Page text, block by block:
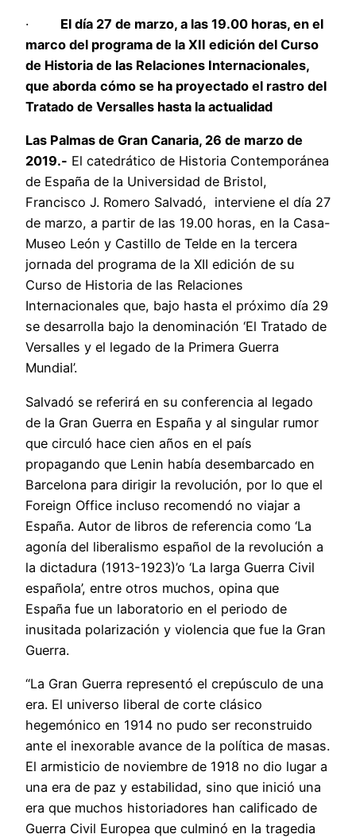
· El día 27 de marzo, a las 19.00 horas, en el
marco del programa de la XII edición del Curso
de Historia de las Relaciones Internacionales,
que aborda cómo se ha proyectado el rastro del
Tratado de Versalles hasta la actualidad
Las Palmas de Gran Canaria, 26 de marzo de
2019.- El catedrático de Historia Contemporánea
de España de la Universidad de Bristol,
Francisco J. Romero Salvadó, interviene el día 27
de marzo, a partir de las 19.00 horas, en la Casa-
Museo León y Castillo de Telde en la tercera
jornada del programa de la XII edición de su
Curso de Historia de las Relaciones
Internacionales que, bajo hasta el próximo día 29
se desarrolla bajo la denominación ‘El Tratado de
Versalles y el legado de la Primera Guerra
Mundial’.
Salvadó se referirá en su conferencia al legado
de la Gran Guerra en España y al singular rumor
que circuló hace cien años en el país
propagando que Lenin había desembarcado en
Barcelona para dirigir la revolución, por lo que el
Foreign Office incluso recomendó no viajar a
España. Autor de libros de referencia como ‘La
agonía del liberalismo español de la revolución a
la dictadura (1913-1923)’o ‘La larga Guerra Civil
española’, entre otros muchos, opina que
España fue un laboratorio en el periodo de
inusitada polarización y violencia que fue la Gran
Guerra.
“La Gran Guerra representó el crepúsculo de una
era. El universo liberal de corte clásico
hegemónico en 1914 no pudo ser reconstruido
ante el inexorable avance de la política de masas.
El armisticio de noviembre de 1918 no dio lugar a
una era de paz y estabilidad, sino que inició una
era que muchos historiadores han calificado de
Guerra Civil Europea que culminó en la tragedia